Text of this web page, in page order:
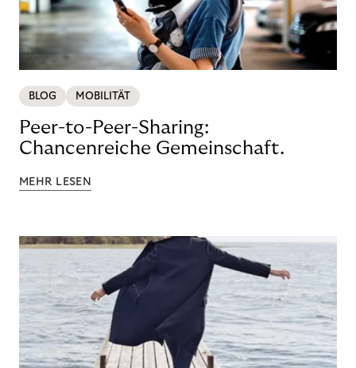
BLOG MOBILITÄT
Peer-to-Peer-Sharing:
Chancenreiche Gemeinschaft.
MEHR LESEN